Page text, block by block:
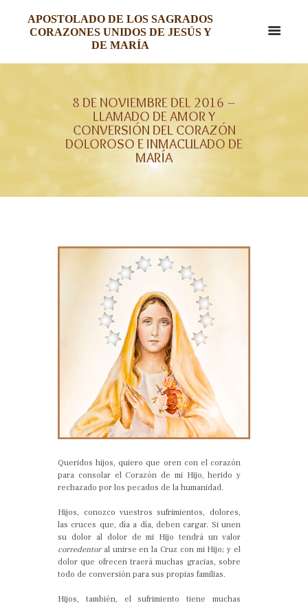
APOSTOLADO DE LOS SAGRADOS
CORAZONES UNIDOS DE JESÚS Y
DE MARÍA
8 DE NOVIEMBRE DEL 2016 –
LLAMADO DE AMOR Y
CONVERSIÓN DEL CORAZÓN
DOLOROSO E INMACULADO DE
MARÍA
Queridos hijos, quiero que oren con el corazón
para consolar el Corazón de mi Hijo, herido y
rechazado por los pecados de la humanidad.
Hijos, conozco vuestros sufrimientos, dolores,
las cruces que, día a día, deben cargar. Si unen
su dolor al dolor de mi Hijo tendrá un valor
corredentoral unirse en la Cruz con mi Hijo; y el
dolor que ofrecen traerá muchas gracias, sobre
todo de conversión para sus propias familias.
Hijos, también, el sufrimiento tiene muchas